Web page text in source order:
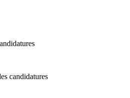
candidatures